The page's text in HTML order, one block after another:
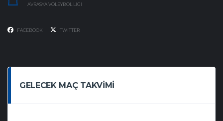
AVRASYA VOLEYBOL LIGI
FACEBOOK TWITTER
GELECEK MAÇ TAKVIMI